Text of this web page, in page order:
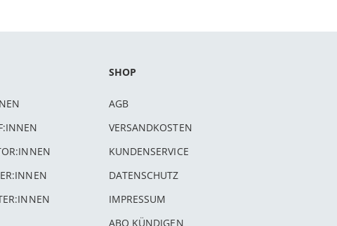
SHOP
AGB
VERSANDKOSTEN
KUNDENSERVICE
DATENSCHUTZ
IMPRESSUM
ABO KÜNDIGEN